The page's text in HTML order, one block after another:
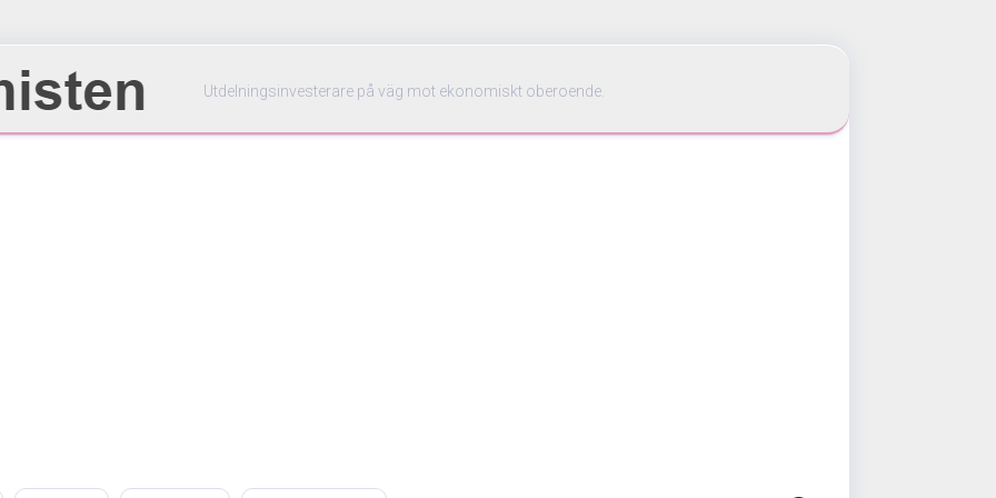
Utdelningsinvesterare på väg mot ekonomiskt oberoende.